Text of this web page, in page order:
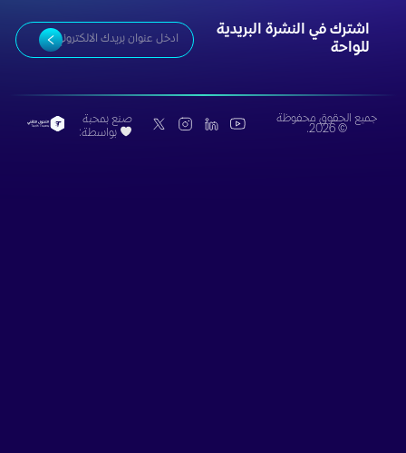
اشترك في النشرة البريدية
للواحة
جميع الحقوق محفوظة
© 2026.
صنع بمحبة
بواسطة: